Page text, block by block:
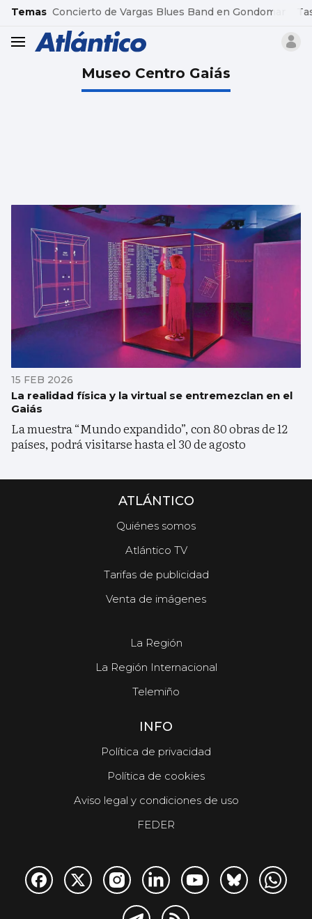
common.go-to-content
Temas Concierto de Vargas Blues Band en Gondomar
header.menu.open
Museo Centro Gaiás
15 FEB 2026
La realidad física y la virtual se entremezclan en el
Gaiás
La muestra “Mundo expandido”, con 80 obras de 12
países, podrá visitarse hasta el 30 de agosto
ATLÁNTICO
Quiénes somos
Atlántico TV
Tarifas de publicidad
Venta de imágenes
La Región
La Región Internacional
Telemiño
INFO
Política de privacidad
Política de cookies
Aviso legal y condiciones de uso
FEDER